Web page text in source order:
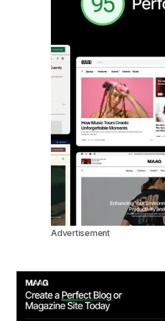
Advertisement